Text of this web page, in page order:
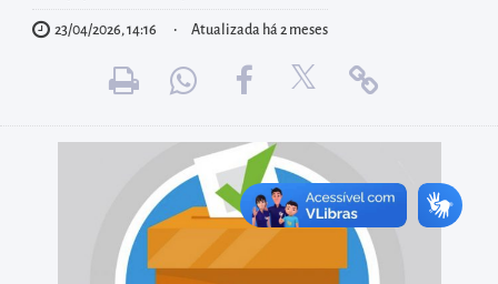
Acessar
diretamente
postas
23/04/2026, 14:16 Atualizada há 2 meses